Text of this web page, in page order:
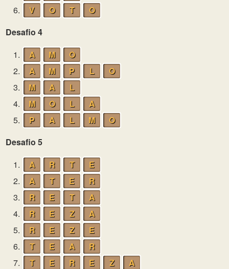
6.
V O T
O
Desafio 4
1.
A M
O
2.
A M P L
O
3.
M A
L
4.
M O L
A
5.
P A L M
O
Desafio 5
1.
A R T
E
2.
A T E
R
3.
R E T
A
4.
R E Z
A
5.
R E Z
E
6.
T E A
R
7.
T E R E Z
A